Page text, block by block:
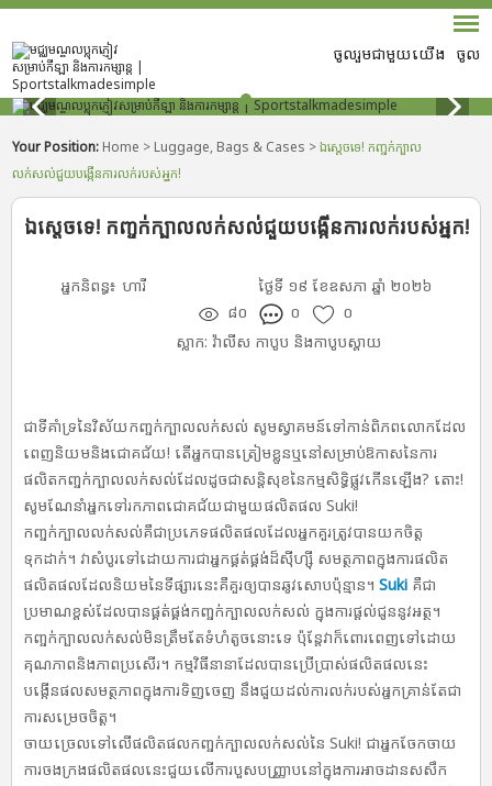
ចូលរួមជាមួយយើង ចូល
Your Position: Home > Luggage, Bags & Cases >ឯស្ដេចទេ! កញ្ចក់ក្បាល
លក់សល់ជួយបង្កើនការលក់របស់អ្នក!
ឯស្ដេចទេ! កញ្ចក់ក្បាលលក់សល់ជួយបង្កើនការលក់របស់អ្នក!
អ្នកនិពន្ធ៖ ហារី
ថ្ងៃទី ១៩ ខែឧសភា ឆ្នាំ ២០២៦
៨០
០
០
ស្លាក: វ៉ាលីស កាបូប និង​កាបូប​ស្ពាយ
ជាទីគាំទ្រនៃវិស័យកញ្ចក់ក្បាលលក់សល់ សូមស្វាគមន៍ទៅកាន់ពិភពលោកដែល
ពេញនិយមនិងជោគជ័យ! តើអ្នកបានត្រៀមខ្លួនឬនៅសម្រាប់ឱកាសនៃការ
ផលិតកញ្ចក់ក្បាលលក់សល់ដែលដូចជាសន្តិសុខនៃកម្មសិទ្ធិផ្លូវកើនឡើង? តោះ!
សូមណែនាំអ្នកទៅរកភាពជោគជ័យជាមួយផលិតផល Suki!
កញ្ចក់ក្បាលលក់សល់គឺជាប្រភេទផលិតផលដែលអ្នកគួរត្រូវបានយកចិត្ត
ទុកដាក់។ វាសំបូរទៅដោយការជាអ្នកផ្គត់ផ្គង់ដ៏ស៊ីហ្ស៊ី សមត្ថភាពក្នុងការផលិត
ផលិតផលដែលនិយមនៃទីផ្សារនេះគឺគួរឲ្យបានឆូវសោបប៉ុន្មាន។Suki គឺជា
ប្រមាណខ្ពស់ដែលបានផ្គត់ផ្គង់កញ្ចក់ក្បាលលក់សល់ ក្នុងការផ្ដល់ជូននូវអត្ថ។
កញ្ចក់ក្បាលលក់សល់មិនត្រឹមតែទំហំតូចនោះទេ ប៉ុន្តែវាក៏ពោរពេញទៅដោយ
គុណភាពនិងភាពប្រសើរ។ កម្មវិធីនានាដែលបានប្រើប្រាស់ផលិតផលនេះ
បង្កើនផលសមត្ថភាពក្នុងការទិញចេញ នឹងជួយដល់ការលក់របស់អ្នកគ្រាន់តែជា
ការសម្រេចចិត្ត។
ចាយច្រេលទៅលើផលិតផលកញ្ចក់ក្បាលលក់សល់នៃ Suki! ជាអ្នកចែកចាយ
ការចងក្រងផលិតផលនេះជួយលើការបួសបញ្ញ្រាបនៅក្នុងការអាចដានសសឹក